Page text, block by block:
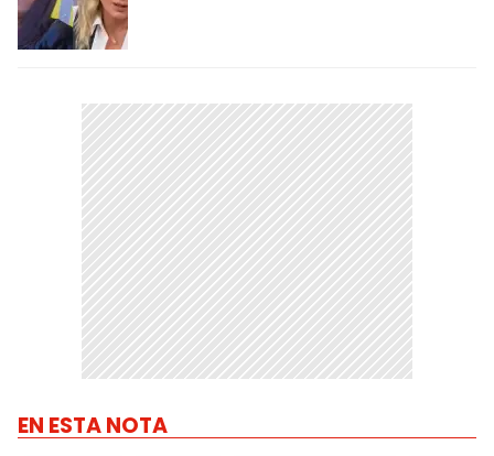
EN ESTA NOTA